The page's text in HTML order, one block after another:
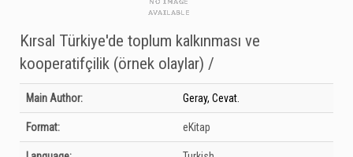
Kırsal Türkiye'de toplum kalkınması ve
kooperatifçilik (örnek olaylar) /
Bibliographic Details
Main Author: Geray, Cevat.
Format: eKitap